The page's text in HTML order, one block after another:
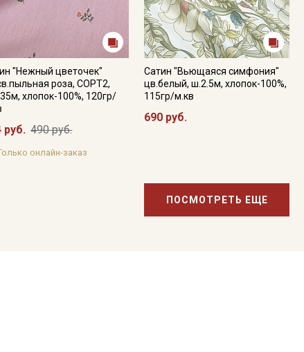
"Нежный цветочек"
роза, СОРТ2,
хлопок-100%, 120гр/
руб. 490 руб.
онлайн-заказ
Сатин "Вьющаяся симфония"
цв.белый, ш.2.5м, хлопок-100%,
115гр/м.кв
690 руб.
ПОСМОТРЕТЬ ЕЩЕ